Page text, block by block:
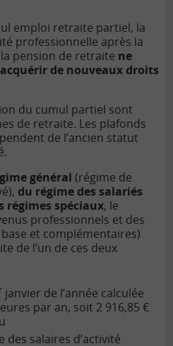
emploi retraite partiel, la
professionnelle après la
pension de retraite ne
de nouveaux droits
du cumul partiel sont
de retraite. Les plafonds
de l’ancien statut
général (régime de
du régime des salariés
régimes spéciaux, le
professionnels et des
et complémentaires)
de l’un de ces deux
janvier de l’année calculée
par an, soit 2 916,85 €
des salaires d’activité